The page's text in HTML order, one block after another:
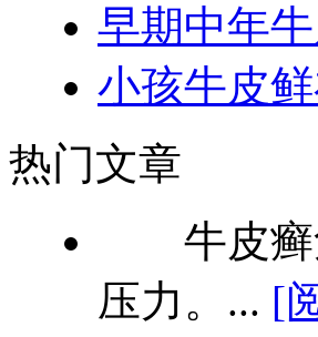
早期中年
小孩牛皮
热门文章
牛皮癣
压力。... [